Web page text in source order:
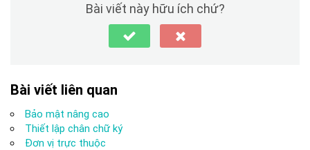
Bài viết này hữu ích chứ?
Bài viết liên quan
Bảo mật nâng cao
Thiết lập chân chữ ký
Đơn vị trực thuộc